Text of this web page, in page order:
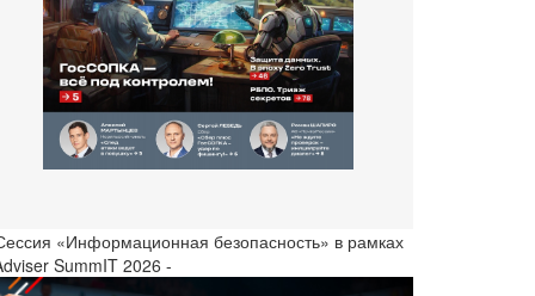
«Информационная безопасность» в рамках
SummIT 2026 -